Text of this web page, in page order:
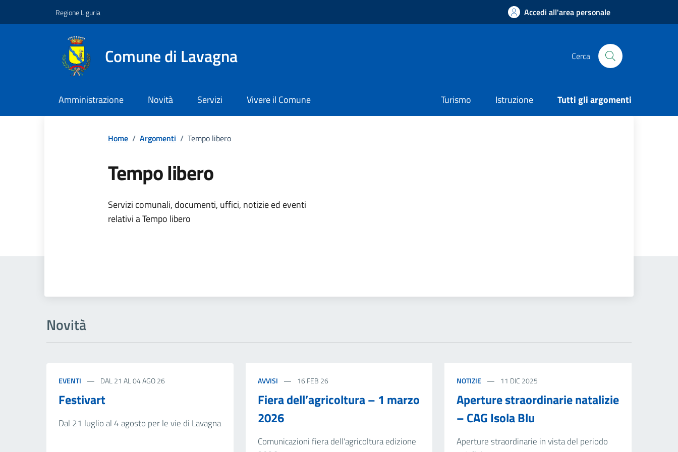
Regione Liguria Accedi all'area personale
Comune di Lavagna Cerca
Amministrazione Novità Servizi Vivere il Comune Turismo Istruzione Tutti gli argomenti
Home / Argomenti / Tempo libero
Tempo libero
Dettagli dell'argomento
Servizi comunali, documenti, uffici, notizie ed eventi
relativi a Tempo libero
Novità
EVENTI DAL 21 AL 04 AGO 26
Festivart
Dal 21 luglio al 4 agosto per le vie di Lavagna
AVVISI 16 FEB 26
Fiera dell’agricoltura – 1 marzo
2026
Comunicazioni fiera dell'agricoltura edizione
NOTIZIE 11 DIC 2025
Aperture straordinarie natalizie
– CAG Isola Blu
Aperture straordinarie in vista del periodo